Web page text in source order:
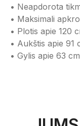
• Neapdorota
• Maksimali
• Plotis apie 120
• Aukštis apie 91
• Gylis apie 63